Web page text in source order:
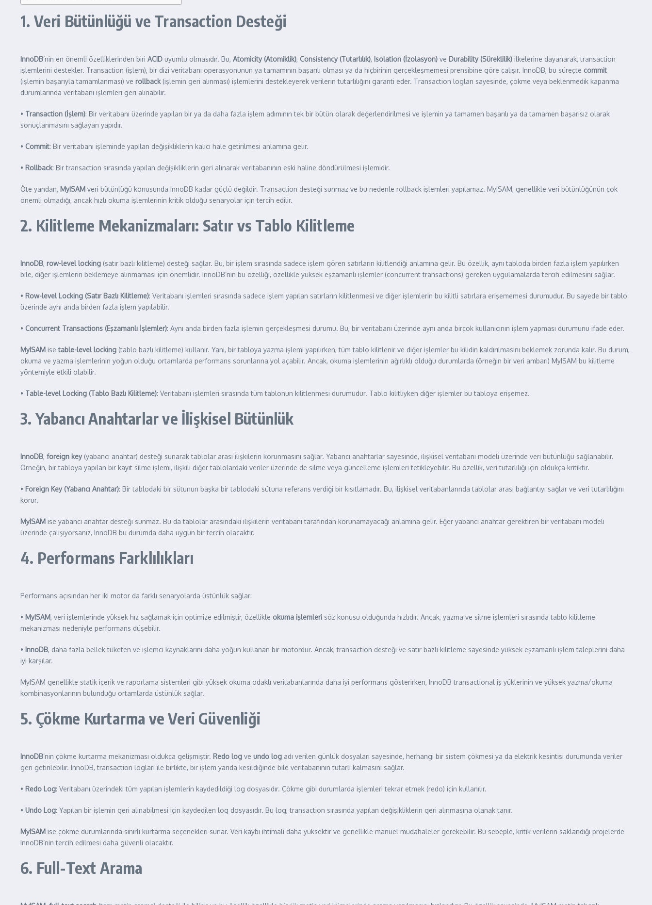
1. Veri Bütünlüğü ve Transaction Desteği
InnoDB’nin en önemli özelliklerinden biri ACID uyumlu olmasıdır. Bu, Atomicity (Atomiklik), Consistency (Tutarlılık), Isolation (İzolasyon) ve Durability (Süreklilik) ilkelerine dayanarak, transaction
işlemlerini destekler. Transaction (işlem), bir dizi veritabanı operasyonunun ya tamamının başarılı olması ya da hiçbirinin gerçekleşmemesi prensibine göre çalışır. InnoDB, bu süreçte commit
(işlemin başarıyla tamamlanması) ve rollback(işlemin geri alınması) işlemlerini destekleyerek verilerin tutarlılığını garanti eder. Transaction logları sayesinde, çökme veya beklenmedik kapanma
durumlarında veritabanı işlemleri geri alınabilir.
• Transaction (İşlem): Bir veritabanı üzerinde yapılan bir ya da daha fazla işlem adımının tek bir bütün olarak değerlendirilmesi ve işlemin ya tamamen başarılı ya da tamamen başarısız olarak
sonuçlanmasını sağlayan yapıdır.
• Commit: Bir veritabanı işleminde yapılan değişikliklerin kalıcı hale getirilmesi anlamına gelir.
• Rollback: Bir transaction sırasında yapılan değişikliklerin geri alınarak veritabanının eski haline döndürülmesi işlemidir.
Öte yandan, MyISAM veri bütünlüğü konusunda InnoDB kadar güçlü değildir. Transaction desteği sunmaz ve bu nedenle rollback işlemleri yapılamaz. MyISAM, genellikle veri bütünlüğünün çok
önemli olmadığı, ancak hızlı okuma işlemlerinin kritik olduğu senaryolar için tercih edilir.
2. Kilitleme Mekanizmaları: Satır vs Tablo Kilitleme
InnoDB, row-level locking (satır bazlı kilitleme) desteği sağlar. Bu, bir işlem sırasında sadece işlem gören satırların kilitlendiği anlamına gelir. Bu özellik, aynı tabloda birden fazla işlem yapılırken
bile, diğer işlemlerin beklemeye alınmaması için önemlidir. InnoDB’nin bu özelliği, özellikle yüksek eşzamanlı işlemler (concurrent transactions) gereken uygulamalarda tercih edilmesini sağlar.
• Row-level Locking (Satır Bazlı Kilitleme): Veritabanı işlemleri sırasında sadece işlem yapılan satırların kilitlenmesi ve diğer işlemlerin bu kilitli satırlara erişememesi durumudur. Bu sayede bir tablo
üzerinde aynı anda birden fazla işlem yapılabilir.
• Concurrent Transactions (Eşzamanlı İşlemler): Aynı anda birden fazla işlemin gerçekleşmesi durumu. Bu, bir veritabanı üzerinde aynı anda birçok kullanıcının işlem yapması durumunu ifade eder.
MyISAM isetable-level locking (tablo bazlı kilitleme) kullanır. Yani, bir tabloya yazma işlemi yapılırken, tüm tablo kilitlenir ve diğer işlemler bu kilidin kaldırılmasını beklemek zorunda kalır. Bu durum,
okuma ve yazma işlemlerinin yoğun olduğu ortamlarda performans sorunlarına yol açabilir. Ancak, okuma işlemlerinin ağırlıklı olduğu durumlarda (örneğin bir veri ambarı) MyISAM bu kilitleme
yöntemiyle etkili olabilir.
• Table-level Locking (Tablo Bazlı Kilitleme): Veritabanı işlemleri sırasında tüm tablonun kilitlenmesi durumudur. Tablo kilitliyken diğer işlemler bu tabloya erişemez.
3. Yabancı Anahtarlar ve İlişkisel Bütünlük
InnoDB, foreign key(yabancı anahtar) desteği sunarak tablolar arası ilişkilerin korunmasını sağlar. Yabancı anahtarlar sayesinde, ilişkisel veritabanı modeli üzerinde veri bütünlüğü sağlanabilir.
Örneğin, bir tabloya yapılan bir kayıt silme işlemi, ilişkili diğer tablolardaki veriler üzerinde de silme veya güncelleme işlemleri tetikleyebilir. Bu özellik, veri tutarlılığı için oldukça kritiktir.
• Foreign Key (Yabancı Anahtar): Bir tablodaki bir sütunun başka bir tablodaki sütuna referans verdiği bir kısıtlamadır. Bu, ilişkisel veritabanlarında tablolar arası bağlantıyı sağlar ve veri tutarlılığını
korur.
MyISAM ise yabancı anahtar desteği sunmaz. Bu da tablolar arasındaki ilişkilerin veritabanı tarafından korunamayacağı anlamına gelir. Eğer yabancı anahtar gerektiren bir veritabanı modeli
üzerinde çalışıyorsanız, InnoDB bu durumda daha uygun bir tercih olacaktır.
4. Performans Farklılıkları
Performans açısından her iki motor da farklı senaryolarda üstünlük sağlar:
• MyISAM, veri işlemlerinde yüksek hız sağlamak için optimize edilmiştir, özellikle okuma işlemleri söz konusu olduğunda hızlıdır. Ancak, yazma ve silme işlemleri sırasında tablo kilitleme
mekanizması nedeniyle performans düşebilir.
• InnoDB, daha fazla bellek tüketen ve işlemci kaynaklarını daha yoğun kullanan bir motordur. Ancak, transaction desteği ve satır bazlı kilitleme sayesinde yüksek eşzamanlı işlem taleplerini daha
iyi karşılar.
MyISAM genellikle statik içerik ve raporlama sistemleri gibi yüksek okuma odaklı veritabanlarında daha iyi performans gösterirken, InnoDB transactional iş yüklerinin ve yüksek yazma/okuma
kombinasyonlarının bulunduğu ortamlarda üstünlük sağlar.
5. Çökme Kurtarma ve Veri Güvenliği
InnoDB’nin çökme kurtarma mekanizması oldukça gelişmiştir. Redo log ve undo log adı verilen günlük dosyaları sayesinde, herhangi bir sistem çökmesi ya da elektrik kesintisi durumunda veriler
geri getirilebilir. InnoDB, transaction logları ile birlikte, bir işlem yarıda kesildiğinde bile veritabanının tutarlı kalmasını sağlar.
• Redo Log: Veritabanı üzerindeki tüm yapılan işlemlerin kaydedildiği log dosyasıdır. Çökme gibi durumlarda işlemleri tekrar etmek (redo) için kullanılır.
• Undo Log: Yapılan bir işlemin geri alınabilmesi için kaydedilen log dosyasıdır. Bu log, transaction sırasında yapılan değişikliklerin geri alınmasına olanak tanır.
MyISAM ise çökme durumlarında sınırlı kurtarma seçenekleri sunar. Veri kaybı ihtimali daha yüksektir ve genellikle manuel müdahaleler gerekebilir. Bu sebeple, kritik verilerin saklandığı projelerde
InnoDB’nin tercih edilmesi daha güvenli olacaktır.
6. Full-Text Arama